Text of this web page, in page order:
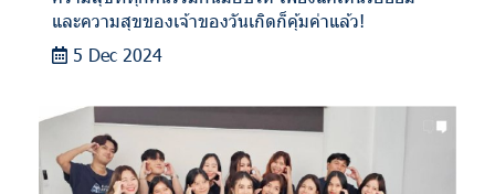
และความสุขของเจ้าของวันเกิดก็คุ้มค่าแล้ว!
5 Dec 2024